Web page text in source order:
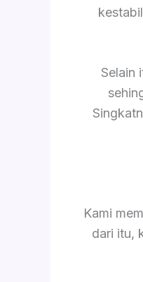
Selain
Kami
dari itu,